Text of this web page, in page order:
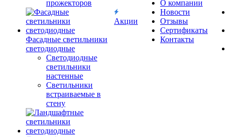
прожекторов
Фасадные светильники
светодиодные
Светодиодные
светильники
настенные
Светильники
встраиваемые в
стену
Акции
О компании
Новости
Отзывы
Сертификаты
Контакты